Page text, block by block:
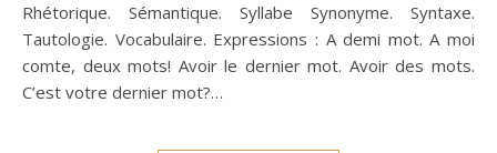
Rhétorique. Sémantique. Syllabe Synonyme. Syntaxe.
Tautologie. Vocabulaire. Expressions : A demi mot. A moi
comte, deux mots! Avoir le dernier mot. Avoir des mots.
C’est votre dernier mot?…